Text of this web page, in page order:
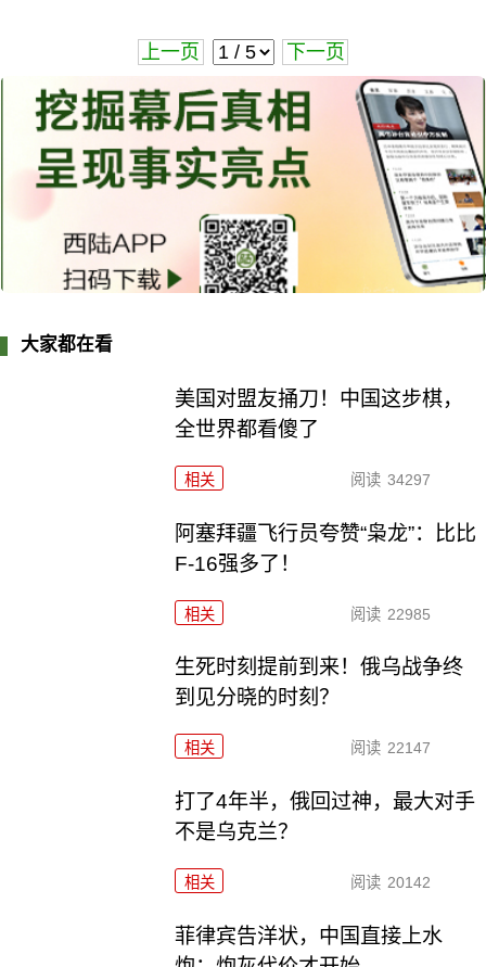
上一页 下一页
大家都在看
美国对盟友捅刀！中国这步棋，
全世界都看傻了
相关 阅读 34297
阿塞拜疆飞行员夸赞“枭龙”：比比
F-16强多了！
相关 阅读 22985
生死时刻提前到来！俄乌战争终
到见分晓的时刻？
相关 阅读 22147
打了4年半，俄回过神，最大对手
不是乌克兰？
相关 阅读 20142
菲律宾告洋状，中国直接上水